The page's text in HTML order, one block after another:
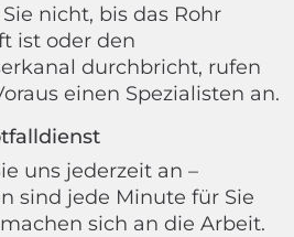
nicht, bis das Rohr
ist oder den
durchbricht, rufen
einen Spezialisten an.
uns jederzeit an –
sind jede Minute für Sie
sich an die Arbeit.